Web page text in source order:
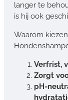
langer te
is hij ook
Waarom
Verfrist,
Zorgt
pH-